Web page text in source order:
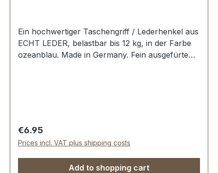
Ein hochwertiger Taschengriff / Lederhenkel aus
ECHT LEDER, belastbar bis 12 kg, in der Farbe
ozeanblau. Made in Germany. Fein ausgefürte
Regular price:
€6.95
Prices incl. VAT plus shipping costs
Add to shopping cart